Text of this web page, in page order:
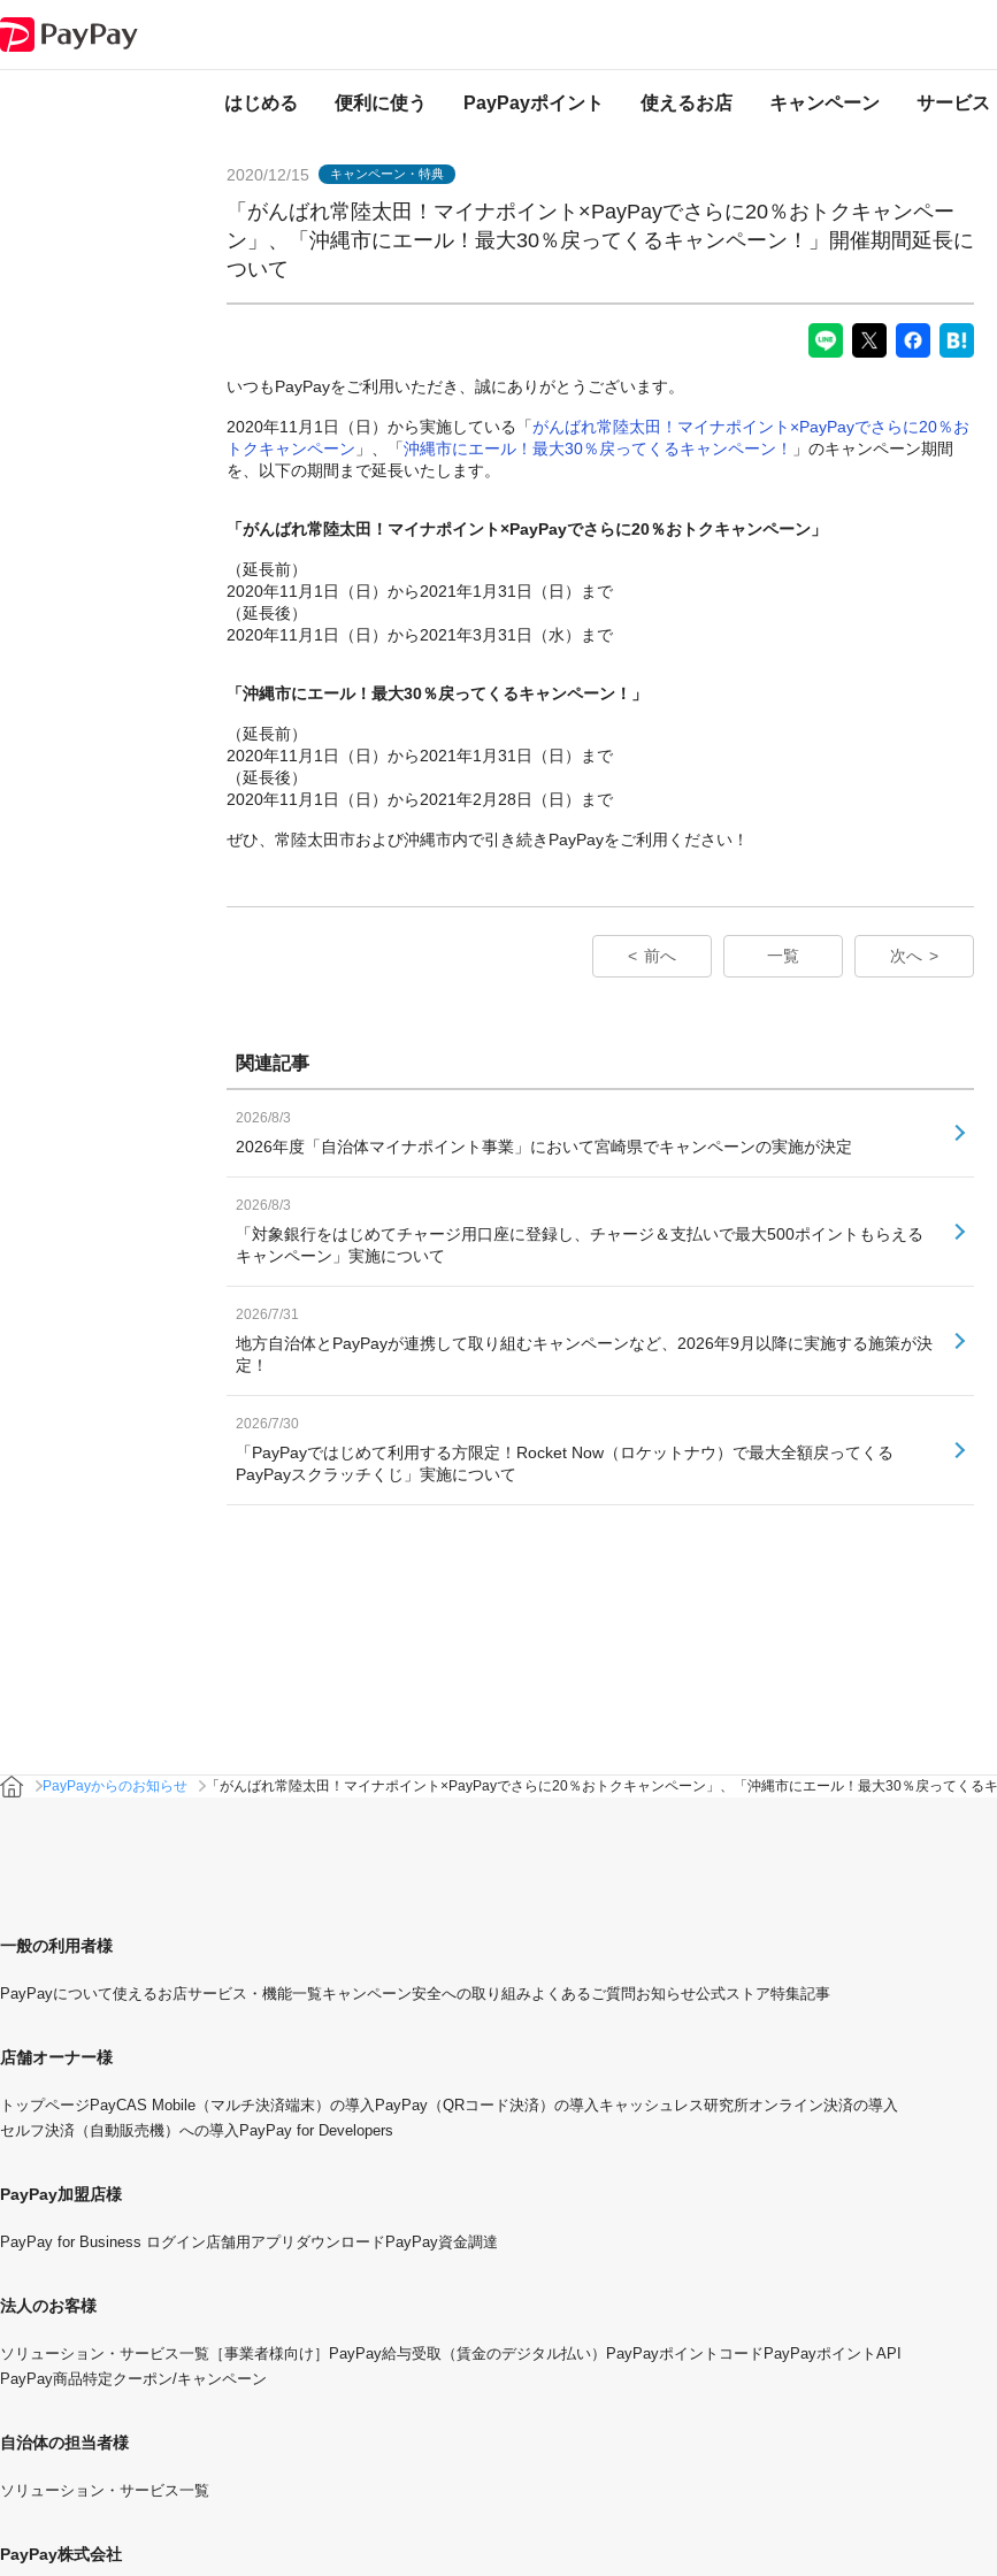
はじめる 便利に使う PayPayポイント 使えるお店 キャンペーン サービス
PayPayからのお知らせ
2020/12/15 キャンペーン・特典
「がんばれ常陸太田！マイナポイント×PayPayでさらに20％おトクキャンペー
ン」、「沖縄市にエール！最大30％戻ってくるキャンペーン！」開催期間延長に
ついて
いつもPayPayをご利用いただき、誠にありがとうございます。
2020年11月1日（日）から実施している「がんばれ常陸太田！マイナポイント×PayPayでさらに20％お
トクキャンペーン 」、「沖縄市にエール！最大30％戻ってくるキャンペーン！
」のキャンペーン期間
を、以下の期間まで延長いたします。
「がんばれ常陸太田！マイナポイント×PayPayでさらに20％おトクキャンペーン」
（延長前）
2020年11月1日（日）から2021年1月31日（日）まで
（延長後）
2020年11月1日（日）から2021年3月31日（水）まで
「沖縄市にエール！最大30％戻ってくるキャンペーン！」
（延長前）
2020年11月1日（日）から2021年1月31日（日）まで
（延長後）
2020年11月1日（日）から2021年2月28日（日）まで
ぜひ、常陸太田市および沖縄市内で引き続きPayPayをご利用ください！
前へ 一覧 次へ
関連記事
2026/8/3
2026年度「自治体マイナポイント事業」において宮崎県でキャンペーンの実施が決定
2026/8/3
「対象銀行をはじめてチャージ用口座に登録し、チャージ＆支払いで最大500ポイントもらえる
キャンペーン」実施について
2026/7/31
地方自治体とPayPayが連携して取り組むキャンペーンなど、2026年9月以降に実施する施策が決
定！
2026/7/30
「PayPayではじめて利用する方限定！Rocket Now（ロケットナウ）で最大全額戻ってくる
PayPayスクラッチくじ」実施について
PayPayからのお知らせ 「がんばれ常陸太田！マイナポイント×PayPayでさらに20％おトクキャンペーン」、「沖縄市にエール！最大30％戻ってくる
一般の利用者様
PayPayについて使えるお店サービス・機能一覧キャンペーン安全への取り組みよくあるご質問お知らせ公式ストア特集記事
店舗オーナー様
トップページ PayCAS Mobile（マルチ決済端末）の導入 PayPay（QRコード決済）の導入 キャッシュレス研究所オンライン決済の導入
セルフ決済（自動販売機）への導入 PayPay for Developers
PayPay加盟店様
PayPay for Business ログイン 店舗用アプリダウンロード PayPay資金調達
法人のお客様
ソリューション・サービス一覧 ［事業者様向け］PayPay給与受取（賃金のデジタル払い） PayPayポイントコード PayPayポイントAPI
PayPay商品特定クーポン/キャンペーン
自治体の担当者様
ソリューション・サービス一覧
PayPay株式会社